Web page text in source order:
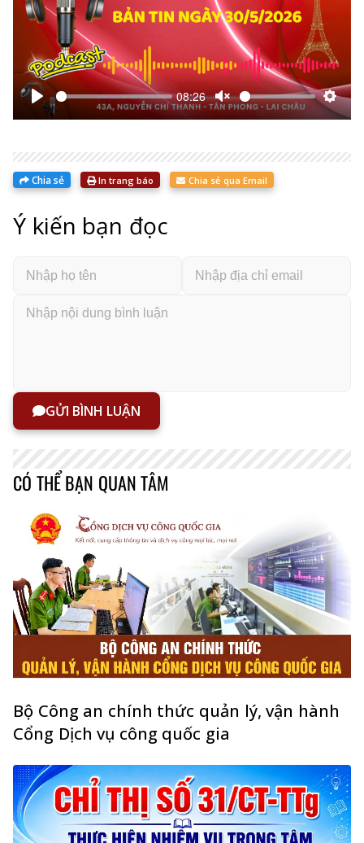
Bắt
08:26
Unmute
Thiết
Chia sẻ In trang báo Chia sẻ qua Email
Ý kiến bạn đọc
GỬI BÌNH LUẬN
CÓ THỂ BẠN QUAN TÂM
Bộ Công an chính thức quản lý, vận hành
Cổng Dịch vụ công quốc gia